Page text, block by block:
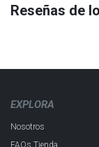
Reseñas de
EXPLORA
Nosotros
FAQs Tienda